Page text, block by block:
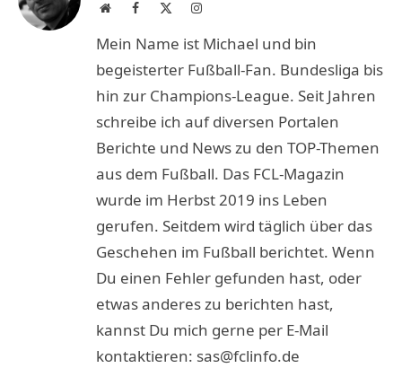
WebsiteFacebook Instagram
Mein Name ist Michael und bin
begeisterter Fußball-Fan. Bundesliga bis
hin zur Champions-League. Seit Jahren
schreibe ich auf diversen Portalen
Berichte und News zu den TOP-Themen
aus dem Fußball. Das FCL-Magazin
wurde im Herbst 2019 ins Leben
gerufen. Seitdem wird täglich über das
Geschehen im Fußball berichtet. Wenn
Du einen Fehler gefunden hast, oder
etwas anderes zu berichten hast,
kannst Du mich gerne per E-Mail
kontaktieren: sas@fclinfo.de